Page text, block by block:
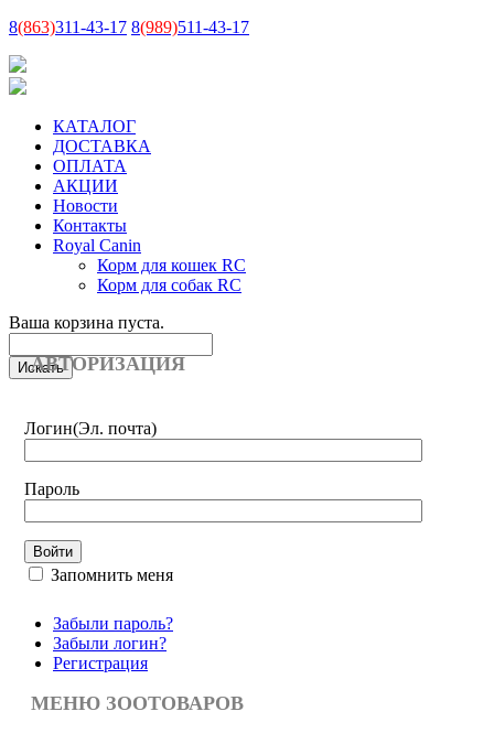
8(863)311-43-17 8(989)511-43-17
КАТАЛОГ
ДОСТАВКА
ОПЛАТА
АКЦИИ
Новости
Контакты
Royal Canin
Корм для кошек RC
Корм для собак RC
Ваша корзина пуста.
АВТОРИЗАЦИЯ
Логин(Эл. почта)
Пароль
Запомнить меня
Забыли пароль?
Забыли логин?
Регистрация
МЕНЮ ЗООТОВАРОВ